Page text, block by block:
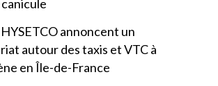
annoncent un
autour des taxis et VTC à
en Île-de-France